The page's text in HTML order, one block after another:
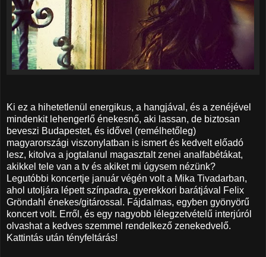
Ki ez a hihetetlenül energikus, a hangjával, és a zenéjével
mindenkit lehengerlő énekesnő, aki lassan, de biztosan
beveszi Budapestet, és idővel (remélhetőleg)
magyarországi viszonylatban is ismert és kedvelt előadó
lesz, kitolva a jogtalanul magasztalt zenei analfabétákat,
akikkel tele van a tv és akiket mi úgysem nézünk?
Legutóbbi koncertje január végén volt a Mika Tivadarban,
ahol utoljára lépett színpadra, gyerekkori barátjával Felix
Gröndahl énekes/gitárossal. Fájdalmas, egyben gyönyörű
koncert volt. Erről, és egy nagyobb lélegzetvételű interjúról
olvashat a kedves szemmel rendelkező zenekedvelő.
Kattintás után tényfeltárás!